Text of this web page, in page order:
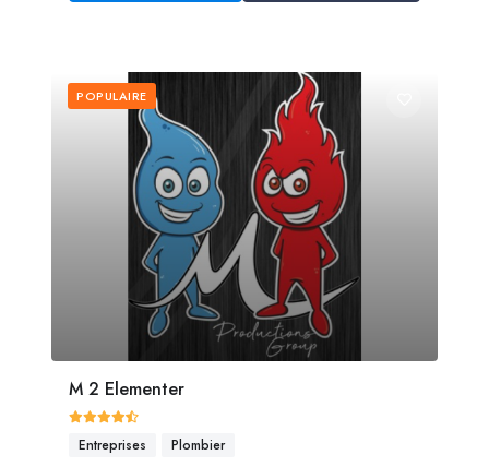
POPULAIRE
M 2 Elementer
Entreprises Plombier